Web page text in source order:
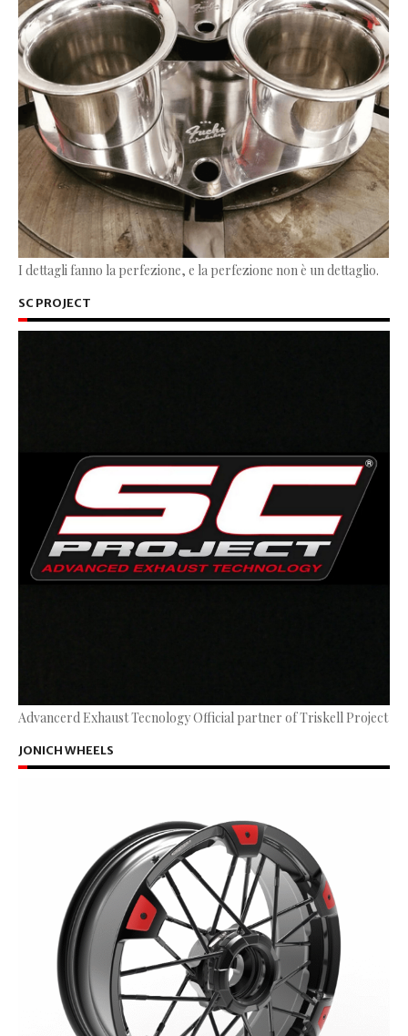
I dettagli fanno la perfezione, e la perfezione non è un dettaglio.
SC PROJECT
Advancerd Exhaust Tecnology Official partner of Triskell Project
JONICH WHEELS